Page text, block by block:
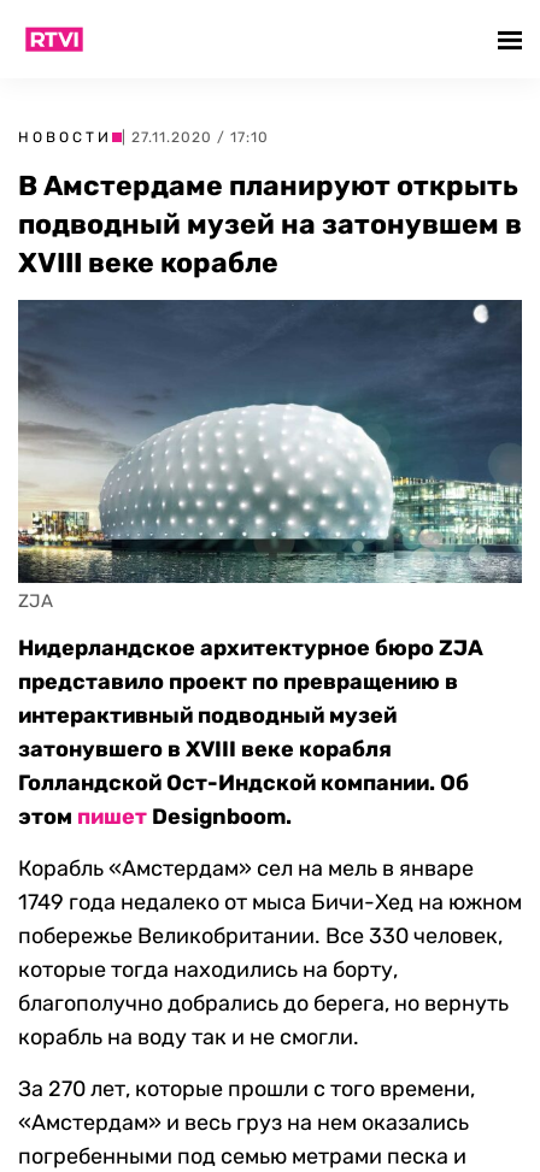
НОВОСТИ | 27.11.2020 / 17:10
В Амстердаме планируют открыть
подводный музей на затонувшем в
XVIII веке корабле
ZJA
Нидерландское архитектурное бюро ZJA
представило проект по превращению в
интерактивный подводный музей
затонувшего в XVIII веке корабля
Голландской Ост-Индской компании. Об
этом пишет Designboom.
Корабль «Амстердам» сел на мель в январе
1749 года недалеко от мыса Бичи-Хед на южном
побережье Великобритании. Все 330 человек,
которые тогда находились на борту,
благополучно добрались до берега, но вернуть
корабль на воду так и не смогли.
За 270 лет, которые прошли с того времени,
«Амстердам» и весь груз на нем оказались
погребенными под семью метрами песка и